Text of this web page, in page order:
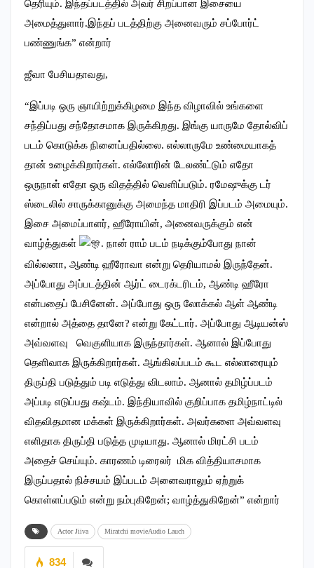
தெரியும். இந்தப்படத்தில் அவர் சிறப்பான இசையை
அமைத்துளார்.இந்தப் படத்திற்கு அனைவரும் சப்போர்ட்
பண்ணுங்க” என்றார்
ஜீவா பேசியதாவது,
“இப்படி ஒரு ஞாயிற்றுக்கிழமை இந்த விழாவில் உங்களை
சந்திப்பது சந்தோசமாக இருக்கிறது. இங்கு யாருமே தோல்விப்
படம் கொடுக்க நினைப்பதில்லை. எல்லாருமே உண்மையாகத்
தான் உழைக்கிறார்கள். எல்லோரின் டேலண்ட்டும் எதோ
ஒருநாள் எதோ ஒரு விதத்தில் வெளிப்படும். ரமேஷுக்கு டர்
ஸ்டைலில் சாருக்கானுக்கு அமைந்த மாதிரி இப்படம் அமையும்.
இசை அமைப்பாளர், ஹீரோயின், அனைவருக்கும் என்
வாழ்த்துகள்
. நான் ராம் படம் நடிக்கும்போது நான்
வில்லனா, ஆண்டி ஹீரோவா என்று தெரியாமல் இருந்தேன்.
அப்போது அப்படத்தின் ஆர்ட் டைரக்டரிடம், ஆண்டி ஹீரோ
என்பதைப் பேசினேன். அப்போது ஒரு லோக்கல் ஆள் ஆண்டி
என்றால் அத்தை தானே? என்று கேட்டார். அப்போது ஆடியன்ஸ்
அவ்வளவு வெகுளியாக இருந்தார்கள். ஆனால் இப்போது
தெளிவாக இருக்கிறார்கள். ஆங்கிலப்படம் கூட எல்லாரையும்
திருப்தி படுத்தும் படி எடுத்து விடலாம். ஆனால் தமிழ்ப்படம்
அப்படி எடுப்பது கஷ்டம். இந்தியாவில் குறிப்பாக தமிழ்நாட்டில்
விதவிதமான மக்கள் இருக்கிறார்கள். அவர்களை அவ்வளவு
எளிதாக திருப்தி படுத்த முடியாது. ஆனால் மிரட்சி படம்
அதைச் செய்யும். காரணம் டிரைலர் மிக வித்தியாசமாக
இருப்பதால் நிச்சயம் இப்படம் அனைவராலும் ஏற்றுக்
கொள்ளப்படும் என்று நம்புகிறேன்; வாழ்த்துகிறேன்” என்றார்
Actor Jiiva Miratchi movieAudio Lauch
834